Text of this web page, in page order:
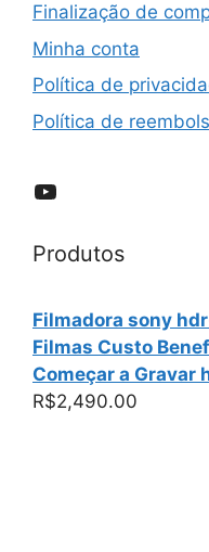
Finalização de
Minha conta
Política de
Política de
YouTube
Produtos
Filmadora sony
Filmas Custo
Começar a Gravar
R$2,490.00